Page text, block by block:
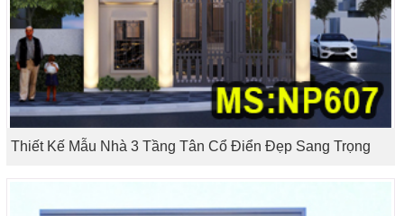
Thiết Kế Mẫu Nhà 3 Tầng Tân Cổ Điển Đẹp Sang Trọng